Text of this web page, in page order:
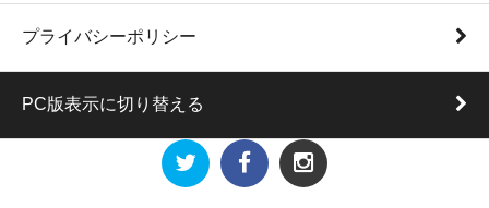
プライバシーポリシー
PC版表示に切り替える